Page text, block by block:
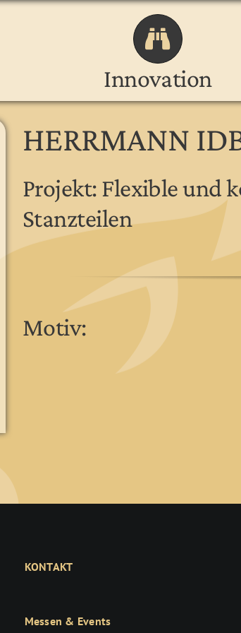
Innovation
HERRMANN
Projekt: Flexible und
Stanzteilen
Motiv:
KONTAKT
Messen & Events